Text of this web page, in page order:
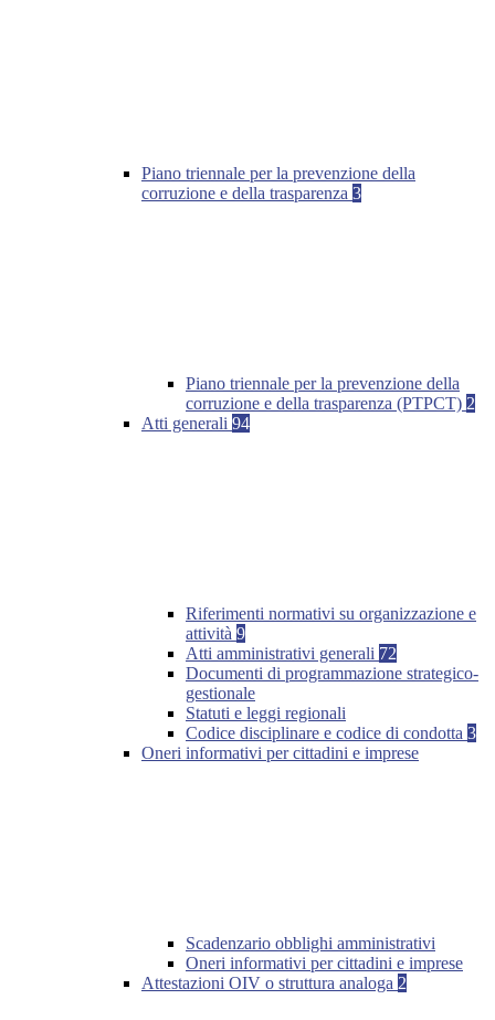
Piano triennale per la prevenzione della
corruzione e della trasparenza 3
Piano triennale per la prevenzione della
corruzione e della trasparenza (PTPCT) 2
Atti generali 94
Riferimenti normativi su organizzazione e
attività 9
Atti amministrativi generali 72
Documenti di programmazione strategico-
gestionale
Statuti e leggi regionali
Codice disciplinare e codice di condotta 3
Oneri informativi per cittadini e imprese
Scadenzario obblighi amministrativi
Oneri informativi per cittadini e imprese
Attestazioni OIV o struttura analoga 2